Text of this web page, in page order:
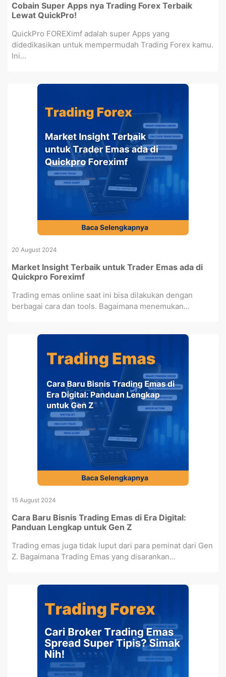
Cobain Super Apps nya Trading Forex Terbaik
Lewat QuickPro!
QuickPro FOREXimf adalah super Apps yang
didedikasikan untuk mempermudah Trading Forex kamu.
Ini...
20 August 2024
Market Insight Terbaik untuk Trader Emas ada di
Quickpro Foreximf
Trading emas online saat ini bisa dilakukan dengan
berbagai cara dan tools. Bagaimana menemukan...
15 August 2024
Cara Baru Bisnis Trading Emas di Era Digital:
Panduan Lengkap untuk Gen Z
Trading emas juga tidak luput dari para peminat dari Gen
Z. Bagaimana Trading Emas yang disarankan...